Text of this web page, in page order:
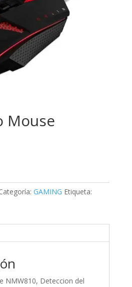
Mouse
GAMING Etiqueta:
NMW810, Deteccion del